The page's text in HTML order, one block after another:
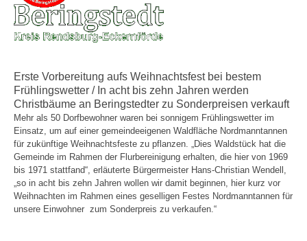
Erste Vorbereitung aufs Weihnachtsfest bei bestem
Frühlingswetter / In acht bis zehn Jahren werden
Christbäume an Beringstedter zu Sonderpreisen verkauft
Mehr als 50 Dorfbewohner waren bei sonnigem Frühlingswetter im
Einsatz, um auf einer gemeindeeigenen Waldfläche Nordmanntannen
für zukünftige Weihnachtsfeste zu pflanzen. „Dies Waldstück hat die
Gemeinde im Rahmen der Flurbereinigung erhalten, die hier von 1969
bis 1971 stattfand“, erläuterte Bürgermeister Hans-Christian Wendell,
„so in acht bis zehn Jahren wollen wir damit beginnen, hier kurz vor
Weihnachten im Rahmen eines geselligen Festes Nordmanntannen für
unsere Einwohner zum Sonderpreis zu verkaufen.“